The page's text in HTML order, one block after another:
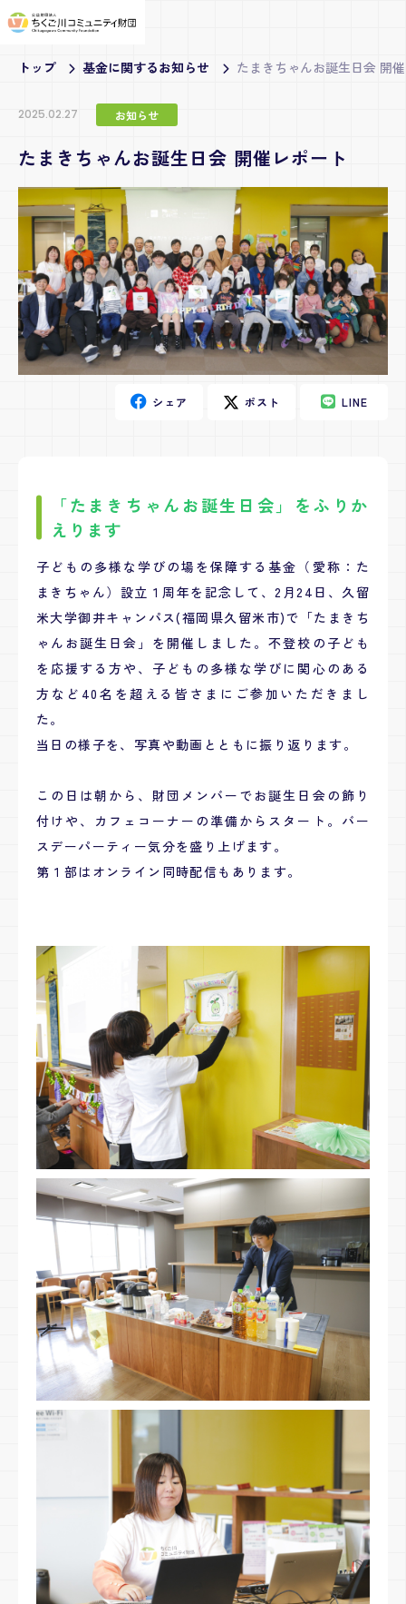
トップ 基金に関するお知らせ たまきちゃんお誕生日会 開
2025.02.27 お知らせ
たまきちゃんお誕生日会 開催レポート
シェア ポスト LINE
「たまきちゃんお誕生日会」をふりか
えります
子どもの多様な学びの場を保障する基金（愛称：た
まきちゃん）設立１周年を記念して、2月24日、久留
米大学御井キャンパス(福岡県久留米市)で「たまきち
ゃんお誕生日会」を開催しました。不登校の子ども
を応援する方や、子どもの多様な学びに関心のある
方など40名を超える皆さまにご参加いただきまし
た。
当日の様子を、写真や動画とともに振り返ります。
この日は朝から、財団メンバーでお誕生日会の飾り
付けや、カフェコーナーの準備からスタート。バー
スデーパーティー気分を盛り上げます。
第１部はオンライン同時配信もあります。